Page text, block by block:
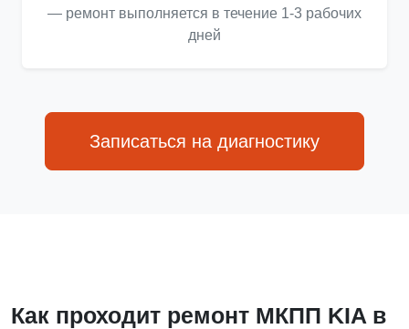
— ремонт выполняется в течение 1-3 рабочих
дней
Записаться на диагностику
Как проходит ремонт МКПП KIA в